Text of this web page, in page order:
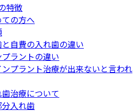
特徴
の方へ
自費の入れ歯の違い
ラントの違い
プラント治療が出来ないと言われ
治療について
入れ歯